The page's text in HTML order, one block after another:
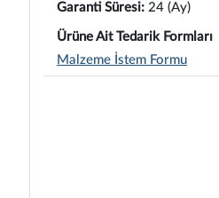
Garanti Süresi: 24 (Ay)
Ürüne Ait Tedarik Formları
Malzeme İstem Formu